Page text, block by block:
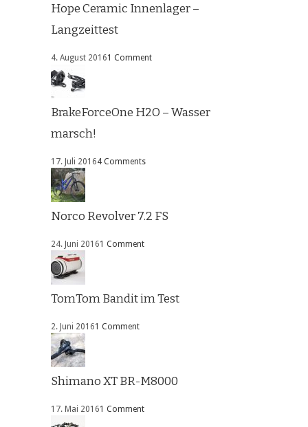
Hope Ceramic Innenlager –
Langzeittest
4. August 20161 Comment
BrakeForceOne H2O – Wasser
marsch!
17. Juli 20164 Comments
Norco Revolver 7.2 FS
24. Juni 20161 Comment
TomTom Bandit im Test
2. Juni 20161 Comment
Shimano XT BR-M8000
17. Mai 20161 Comment